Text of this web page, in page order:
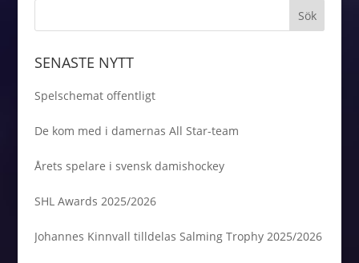
SENASTE NYTT
Spelschemat offentligt
De kom med i damernas All Star-team
Årets spelare i svensk damishockey
SHL Awards 2025/2026
Johannes Kinnvall tilldelas Salming Trophy 2025/2026